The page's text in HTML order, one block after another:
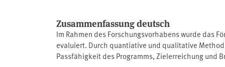
Zusammenfassung deutsch
Im Rahmen des Forschungsvorhabens wurde das
evaluiert. Durch quantiative und qualitative
Passfähigkeit des Programms, Zielerreichung und